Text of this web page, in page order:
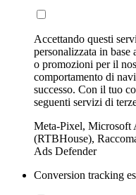
Accettando questi
personalizzata in base
o promozioni per il
comportamento di
successo. Con il tuo
seguenti servizi di
Meta-Pixel, Microsoft
(RTBHouse),
Ads Defender
Conversion tracking